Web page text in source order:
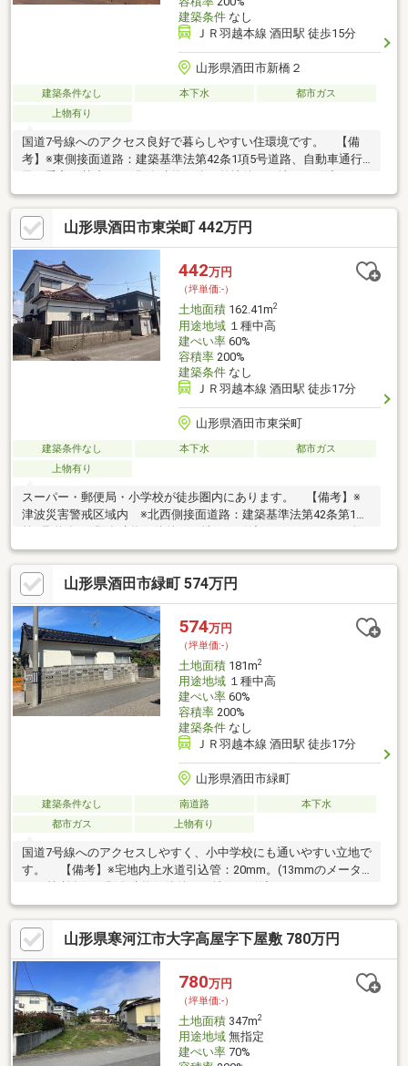
建築条件なし
ＪＲ羽越本線 酒田駅 徒歩15分
山形県酒田市新橋２
建築条件なし 本下水
都市ガス
上物有り
国道7号線へのアクセス良好で暮らしやすい住環境です。 【備
考】※東側接面道路：建築基準法第42条1項5号道路、自動車通行
及び乗入れ禁止。 ※既存建物解体・整地後、更地での引渡
し。 ※敷地前面道路に電柱有。
山形県酒田市東栄町 442万円
442万円
（坪単価:-）
土地面積162.41m2
用途地域１種中高
建ぺい率60%
容積率200%
建築条件なし
ＪＲ羽越本線 酒田駅 徒歩17分
山形県酒田市東栄町
建築条件なし 本下水
都市ガス
上物有り
スーパー・郵便局・小学校が徒歩圏内にあります。 【備考】※
津波災害警戒区域内 ※北西側接面道路：建築基準法第42条第1項
地前面道路に電柱有。
山形県酒田市緑町 574万円
574万円
（坪単価:-）
土地面積181m2
用途地域１種中高
建ぺい率60%
容積率200%
建築条件なし
ＪＲ羽越本線 酒田駅 徒歩17分
山形県酒田市緑町
建築条件なし 南道路
本下水
都市ガス
上物有り
国道7号線へのアクセスしやすく、小中学校にも通いやすい立地で
す。 【備考】※宅地内上水道引込管：20mm。(13mmのメータ
山形県寒河江市大字高屋字下屋敷 780万円
780万円
（坪単価:-）
土地面積347m2
用途地域無指定
建ぺい率70%